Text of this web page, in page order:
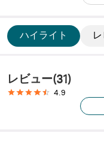
ハイライト
レビュー(31)
4.9